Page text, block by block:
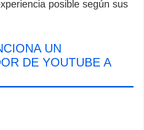
posible según sus
UN
DE YOUTUBE A